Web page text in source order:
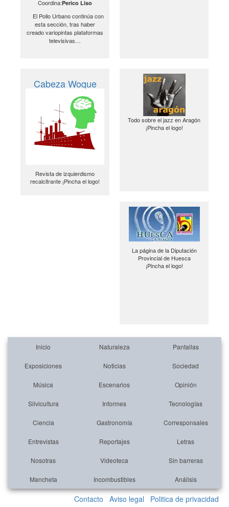
Coordina:Perico Liso
El Pollo Urbano continúa con
esta sección, tras haber
creado variopintas plataformas
televisivas…
Cabeza Woque
Revista de izquierdismo
recalcitrante ¡Pincha el logo!
Todo sobre el jazz en Aragón
¡Pincha el logo!
La página de la Diputación
Provincial de Huesca
¡Pincha el logo!
Inicio Naturaleza Pantallas
Exposiciones Noticias Sociedad
Música Escenarios Opinión
Silvicultura Informes Tecnologías
Ciencia Gastronomía Corresponsales
Entrevistas Reportajes Letras
Nosotras Videoteca Sin barreras
Mancheta Incombustibles Análisis
Contacto Aviso legal Politica de privacidad